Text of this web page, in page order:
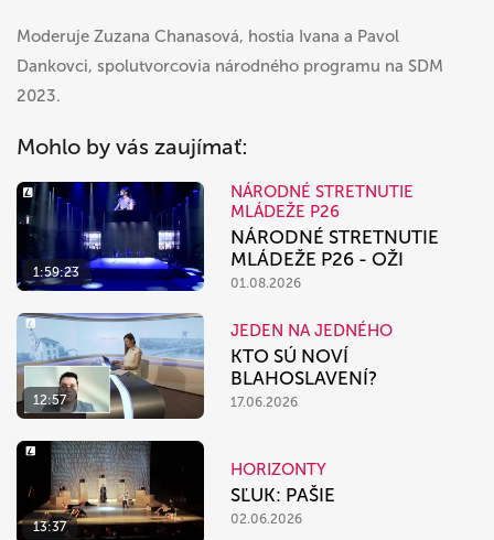
Moderuje Zuzana Chanasová, hostia Ivana a Pavol
Dankovci, spolutvorcovia národného programu na SDM
2023.
Mohlo by vás zaujímať:
1:59:23
NÁRODNÉ STRETNUTIE
MLÁDEŽE P26
NÁRODNÉ STRETNUTIE
MLÁDEŽE P26 - OŽI
01.08.2026
12:57
JEDEN NA JEDNÉHO
KTO SÚ NOVÍ
BLAHOSLAVENÍ?
17.06.2026
13:37
HORIZONTY
SĽUK: PAŠIE
02.06.2026